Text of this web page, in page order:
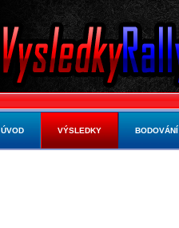
ÚVOD VÝSLEDKY BODOVÁNÍ